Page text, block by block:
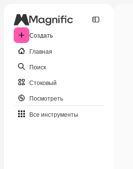
Создать
Главная
Поиск
Стоковый
Посмотреть
Все инструменты